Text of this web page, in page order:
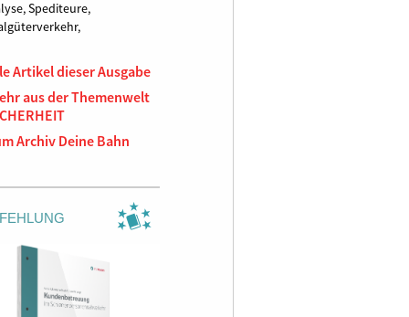
Spediteure,
Artikel dieser Ausgabe
aus der Themenwelt
Archiv Deine Bahn